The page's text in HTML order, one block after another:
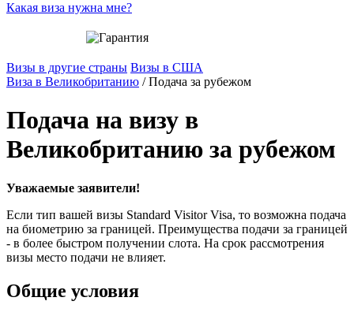
Какая виза нужна мне?
Визы в другие страны Визы в США
Виза в Великобританию /Подача за рубежом
Подача на визу в
Великобританию за рубежом
Уважаемые заявители!
Если тип вашей визы Standard Visitor Visa, то возможна подача
на биометрию за границей. Преимущества подачи за границей
- в более быстром получении слота. На срок рассмотрения
визы место подачи не влияет.
Общие условия